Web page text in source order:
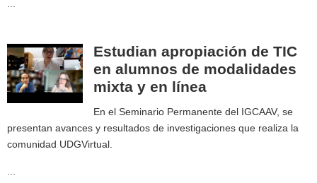
Estudian apropiación de TIC
en alumnos de modalidades
mixta y en línea
En el Seminario Permanente del IGCAAV, se
presentan avances y resultados de investigaciones que realiza la
comunidad UDGVirtual.